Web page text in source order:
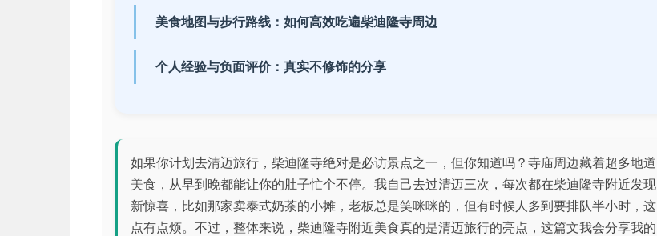
美食地图与步行路线：如何高效吃遍柴迪隆寺周边
个人经验与负面评价：真实不修饰的分享
如果你计划去清迈旅行，柴迪隆寺绝对是必访景点之一，但你知道吗？寺庙周边藏着超多地道
美食，从早到晚都能让你的肚子忙个不停。我自己去过清迈三次，每次都在柴迪隆寺附近发现
新惊喜，比如那家卖泰式奶茶的小摊，老板总是笑咪咪的，但有时候人多到要排队半小时，这
点有点烦。不过，整体来说，柴迪隆寺附近美食真的是清迈旅行的亮点，这篇文我会分享我的